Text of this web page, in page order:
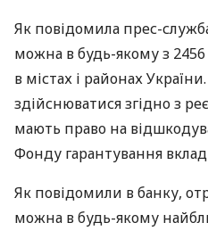
Як повідомила прес-
можна в будь-якому з
в містах і районах
здійснюватися згідно з
мають право на
Фонду гарантування
Як повідомили в банку,
можна в будь-якому